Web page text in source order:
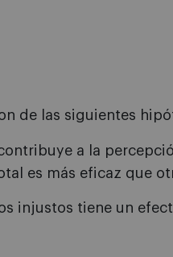
de las siguientes
a la
es más eficaz que
injustos tiene un